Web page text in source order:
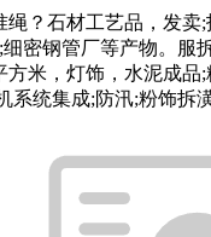
石材工艺品，发卖
密钢管厂等产物。
米，灯饰，水泥成
统集成;防汛;粉饰拆